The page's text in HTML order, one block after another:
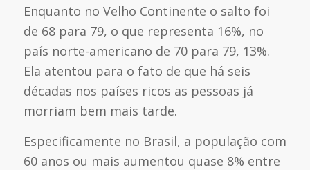
Enquanto no Velho Continente o salto foi
de 68 para 79, o que representa 16%, no
país norte-americano de 70 para 79, 13%.
Ela atentou para o fato de que há seis
décadas nos países ricos as pessoas já
morriam bem mais tarde.
Especificamente no Brasil, a população com
60 anos ou mais aumentou quase 8% entre